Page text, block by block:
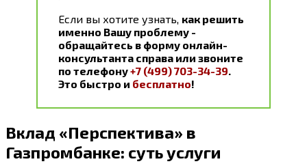
Если вы хотите узнать, как решить
именно Вашу проблему -
обращайтесь в форму онлайн-
консультанта справа или звоните
по телефону+7 (499) 703-34-39.
Это быстро и бесплатно!
Вклад «Перспектива» в
Газпромбанке: суть услуги